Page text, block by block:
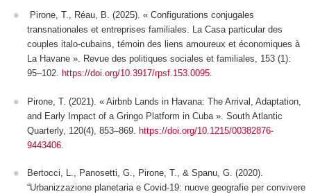
Pirone, T., Réau, B. (2025). « Configurations conjugales
transnationales et entreprises familiales. La Casa particular des
couples italo-cubains, témoin des liens amoureux et économiques à
La Havane ». Revue des politiques sociales et familiales, 153 (1):
95–102. https://doi.org/10.3917/rpsf.153.0095.
Pirone, T. (2021). « Airbnb Lands in Havana: The Arrival, Adaptation,
and Early Impact of a Gringo Platform in Cuba ». South Atlantic
Quarterly, 120(4), 853–869.
https://doi.org/10.1215/00382876-
9443406.
Bertocci, L., Panosetti, G., Pirone, T., & Spanu, G. (2020).
“Urbanizzazione planetaria e Covid-19: nuove geografie per convivere